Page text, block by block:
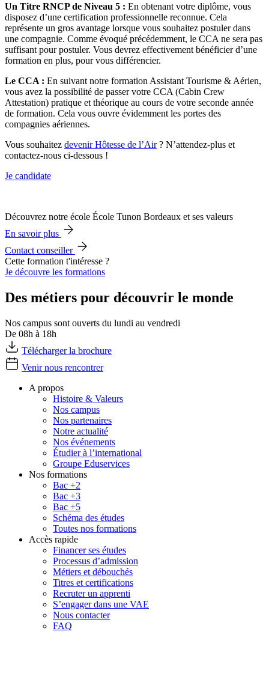
Un Titre RNCP de Niveau 5 : En obtenant votre diplôme, vous
disposez d’une certification professionnelle reconnue. Cela
représente un gros avantage lorsque vous souhaitez postuler dans
une compagnie. Comme évoqué précédemment, le CCA ne sera pas
suffisant pour postuler. Vous devrez effectivement bénéficier d’une
formation en plus, pour vous différencier.
Le CCA : En suivant notre formation Assistant Tourisme & Aérien,
vous avez la possibilité de passer votre CCA (Cabin Crew
Attestation) pratique et théorique au cours de votre seconde année
de formation. Cela vous ouvre évidemment les portes des
compagnies aériennes.
Vous souhaitez devenir Hôtesse de l’Air? N’attendez-plus et
contactez-nous ci-dessous !
Je candidate
Découvrez notre école École Tunon Bordeaux et ses valeurs
En savoir plus
Contact conseiller
Cette formation t'intéresse ?
Je découvre les formations
Des métiers pour découvrir le monde
Nos campus sont ouverts du lundi au vendredi
De 08h à 18h
Télécharger la brochure
Venir nous rencontrer
A propos
Histoire & Valeurs
Nos campus
Nos partenaires
Notre actualité
Nos événements
Étudier à l’international
Groupe Eduservices
Nos formations
Bac +2
Bac +3
Bac +5
Schéma des études
Toutes nos formations
Accès rapide
Financer ses études
Processus d’admission
Métiers et débouchés
Titres et certifications
Recruter un apprenti
S’engager dans une VAE
Nous contacter
FAQ